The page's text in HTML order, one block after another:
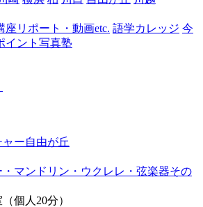
丘
座リポート・動画etc. 語学カレッジ 今
イント写真塾
ー自由が丘
マンドリン・ウクレレ・弦楽器その
個人20分）